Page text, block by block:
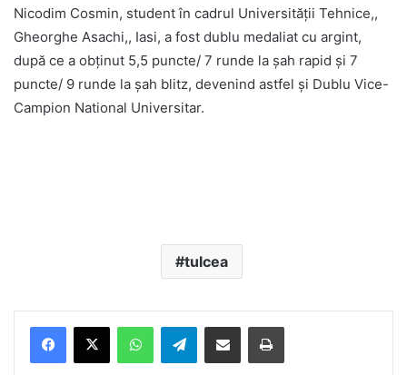
Nicodim Cosmin, student în cadrul Universității Tehnice,,
Gheorghe Asachi,, Iasi, a fost dublu medaliat cu argint,
după ce a obținut 5,5 puncte/ 7 runde la șah rapid și 7
puncte/ 9 runde la șah blitz, devenind astfel și Dublu Vice-
Campion National Universitar.
tulcea
Telegram